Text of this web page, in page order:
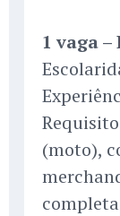
1 vaga
(moto),